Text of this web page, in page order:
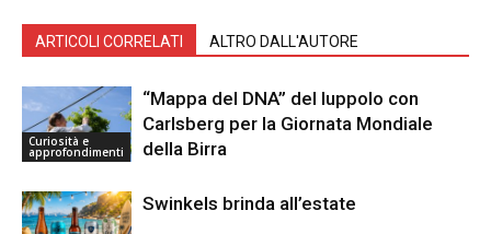
ARTICOLI CORRELATI ALTRO DALL'AUTORE
Curiosità e
approfondimenti
“Mappa del DNA” del luppolo con
Carlsberg per la Giornata Mondiale
della Birra
Swinkels brinda all’estate